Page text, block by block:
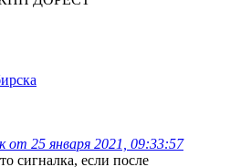
25 января 2021, 09:33:57
сигналка, если после